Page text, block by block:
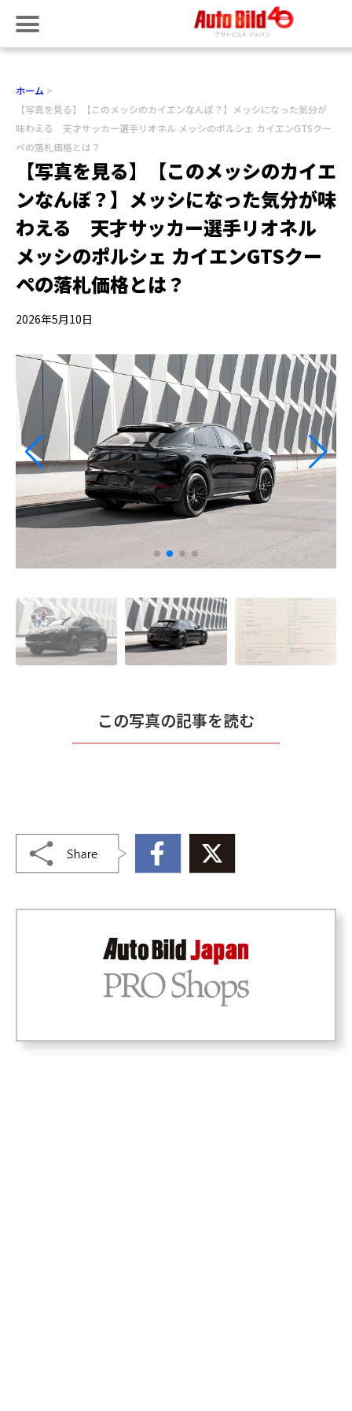
ホーム
【写真を見る】【このメッシのカイエンなんぼ？】メッシになった気分が
味わえる 天才サッカー選手リオネル メッシのポルシェ カイエンGTSクー
ペの落札価格とは？
【写真を見る】【このメッシのカイエ
ンなんぼ？】メッシになった気分が味
わえる 天才サッカー選手リオネル
メッシのポルシェ カイエンGTSクー
ペの落札価格とは？
2026年5月10日
この写真の記事を読む